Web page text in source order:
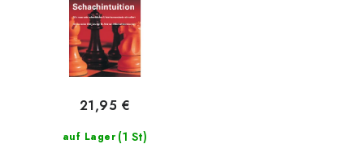
auf Lager (1 St)
21,95 €